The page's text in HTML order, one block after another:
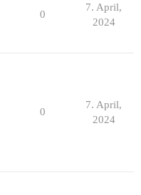
0
7. April,
2024
0
7. April,
2024